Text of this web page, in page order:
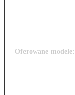
Oferowane modele: